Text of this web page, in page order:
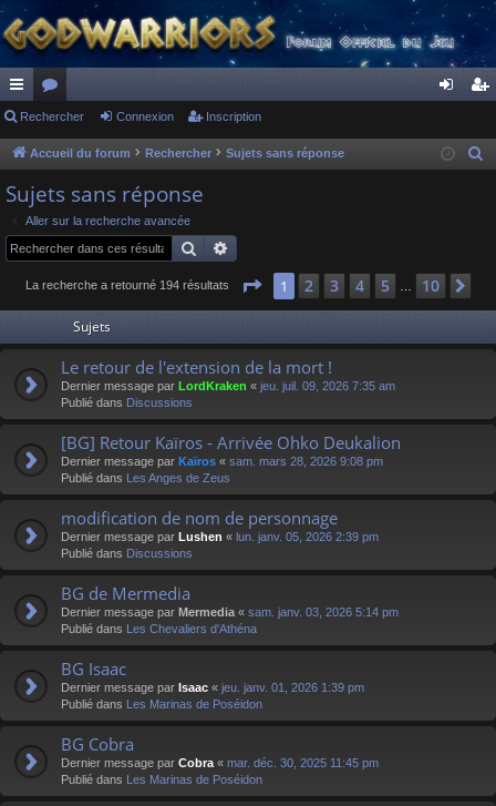
ac
co
ur
ci
s
or
u
s
ne cri
Rechercher Connexion Inscription
Accueil du forum Rechercher Sujets sans réponse
e
Sujets sans réponse
Aller sur la recherche avancée
Rechercher
La recherche a retourné 194 résultats Page 1sur 10
1 2 3 4 5 10
Sujets
Le retour de l'extension de la mort !
Dernier message par LordKraken « jeu. juil. 09, 2026 7:35 am
Publié dans Discussions
[BG] Retour Kaïros - Arrivée Ohko Deukalion
Dernier message par Kaïros « sam. mars 28, 2026 9:08 pm
Publié dans Les Anges de Zeus
modification de nom de personnage
Dernier message par Lushen « lun. janv. 05, 2026 2:39 pm
Publié dans Discussions
BG de Mermedia
Dernier message par Mermedia « sam. janv. 03, 2026 5:14 pm
Publié dans Les Chevaliers d'Athéna
BG Isaac
Dernier message par Isaac « jeu. janv. 01, 2026 1:39 pm
Publié dans Les Marinas de Poséidon
BG Cobra
Dernier message par Cobra « mar. déc. 30, 2025 11:45 pm
Publié dans Les Marinas de Poséidon